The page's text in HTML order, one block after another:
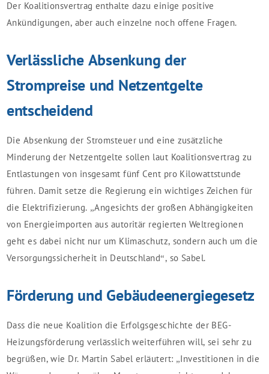
Der Koalitionsvertrag enthalte dazu einige positive
Ankündigungen, aber auch einzelne noch offene Fragen.
Verlässliche Absenkung der
Strompreise und Netzentgelte
entscheidend
Die Absenkung der Stromsteuer und eine zusätzliche
Minderung der Netzentgelte sollen laut Koalitionsvertrag zu
Entlastungen von insgesamt fünf Cent pro Kilowattstunde
führen. Damit setze die Regierung ein wichtiges Zeichen für
die Elektrifizierung. „Angesichts der großen Abhängigkeiten
von Energieimporten aus autoritär regierten Weltregionen
geht es dabei nicht nur um Klimaschutz, sondern auch um die
Versorgungssicherheit in Deutschland“, so Sabel.
Förderung und Gebäudeenergiegesetz
Dass die neue Koalition die Erfolgsgeschichte der BEG-
Heizungsförderung verlässlich weiterführen will, sei sehr zu
begrüßen, wie Dr. Martin Sabel erläutert: „Investitionen in die